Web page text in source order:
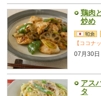
鶏肉
炒め
【ココナ
07月30日
アス
タ